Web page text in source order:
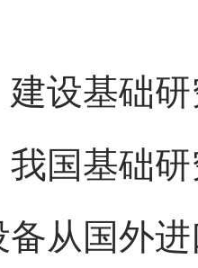
设基础
国基础
从国外